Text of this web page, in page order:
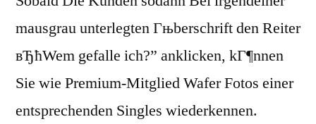
mausgrau unterlegten Гњberschrift den Reiter
вЂћWem gefalle ich?” anklicken, kГ¶nnen
Sie wie Premium-Mitglied Wafer Fotos einer
entsprechenden Singles wiederkennen.